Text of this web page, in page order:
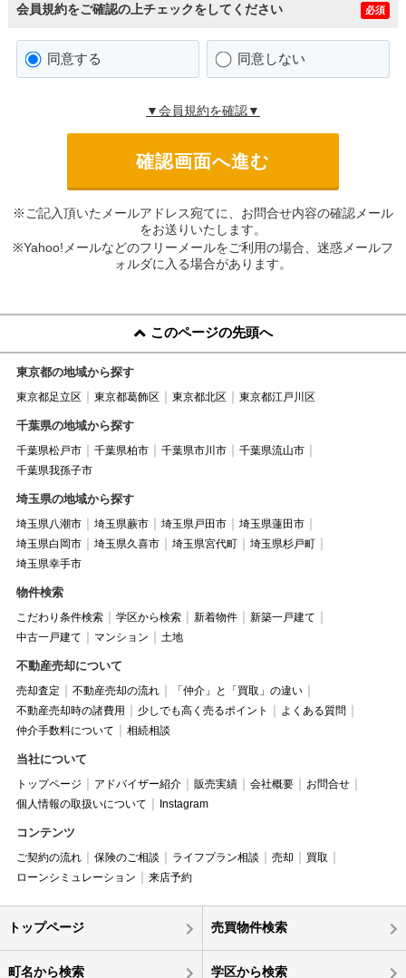
会員規約をご確認の上チェックをしてください 必須
同意する 同意しない
▼会員規約を確認▼
※ご記入頂いたメールアドレス宛てに、お問合せ内容の確認メール
をお送りいたします。
※Yahoo!メールなどのフリーメールをご利用の場合、迷惑メールフ
ォルダに入る場合があります。
このページの先頭へ
東京都の地域から探す
東京都足立区 東京都葛飾区 東京都北区 東京都江戸川区
千葉県の地域から探す
千葉県松戸市 千葉県柏市 千葉県市川市
千葉県流山市
千葉県我孫子市
埼玉県の地域から探す
埼玉県八潮市 埼玉県蕨市 埼玉県戸田市
埼玉県蓮田市
埼玉県白岡市
埼玉県久喜市 埼玉県宮代町
埼玉県杉戸町
埼玉県幸手市
物件検索
こだわり条件検索 学区から検索 新着物件
新築一戸建て
中古一戸建て
マンション 土地
不動産売却について
売却査定 不動産売却の流れ
「仲介」と「買取」の違い
不動産売却時の諸費用
少しでも高く売るポイント
よくある質問
仲介手数料について
相続相談
当社について
トップページ アドバイザー紹介 販売実績 会社概要
お問合せ
個人情報の取扱いについて
Instagram
コンテンツ
ご契約の流れ 保険のご相談 ライフプラン相談 売却
買取
ローンシミュレーション
来店予約
トップページ 売買物件検索
町名から検索 学区から検索